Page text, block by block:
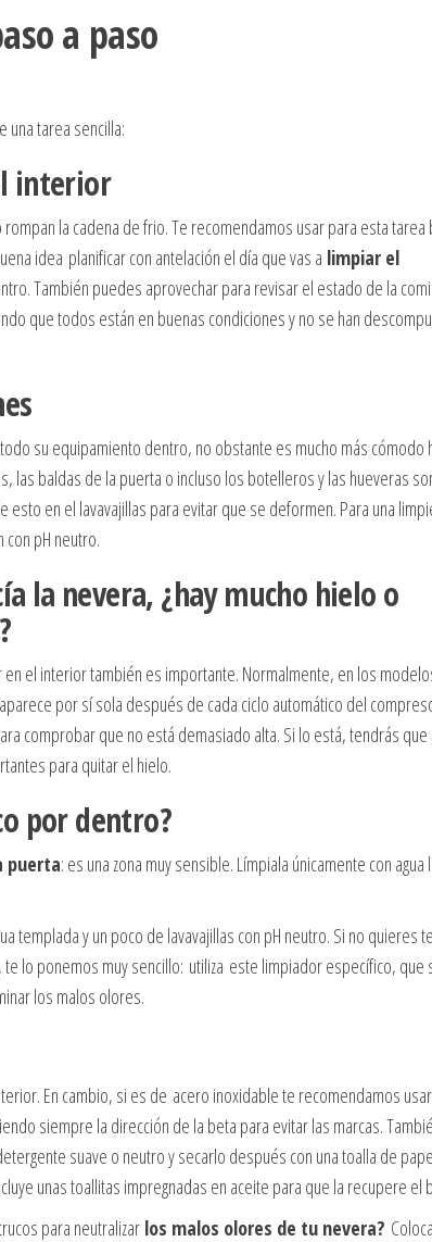
a paso
una tarea sencilla:
interior
la cadena de frio. Te recomendamos usar para esta
idea planificar con antelación el día que vas a limpiar el
También puedes aprovechar para revisar el estado de la
que todos están en buenas condiciones y no se han
su equipamiento dentro, no obstante es mucho más cómodo
las baldas de la puerta o incluso los botelleros y las hueveras
en el lavavajillas para evitar que se deformen. Para una
pH neutro.
la nevera, ¿hay mucho hielo o
el interior también es importante. Normalmente, en los
por sí sola después de cada ciclo automático del
comprobar que no está demasiado alta. Si lo está, tendrás
para quitar el hielo.
por dentro?
puerta: es una zona muy sensible. Límpiala únicamente con agua
templada y un poco de lavavajillas con pH neutro. Si no quieres
lo ponemos muy sencillo: utiliza este limpiador específico, que
los malos olores.
En cambio, si es de acero inoxidable te recomendamos
siempre la dirección de la beta para evitar las marcas.
suave o neutro y secarlo después con una toalla de
unas toallitas impregnadas en aceite para que la recupere el
para neutralizar los malos olores de tu nevera?